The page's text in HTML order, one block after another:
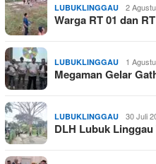
LUBUKLINGGAU 2
Warga RT 01 dan
LUBUKLINGGAU 1
Megaman Gelar
LUBUKLINGGAU 30 Juli
DLH Lubuk